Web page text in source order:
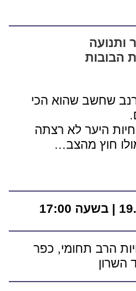
ותנועה
הבובות
שחשב שהוא הכי
היער לא רצתה
חוץ מהצב…
הרב תחומי, כפר